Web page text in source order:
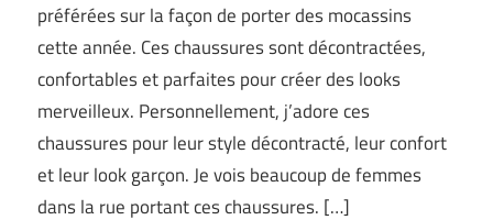
préférées sur la façon de porter des mocassins
cette année. Ces chaussures sont décontractées,
confortables et parfaites pour créer des looks
merveilleux. Personnellement, j’adore ces
chaussures pour leur style décontracté, leur confort
et leur look garçon. Je vois beaucoup de femmes
dans la rue portant ces chaussures. […]